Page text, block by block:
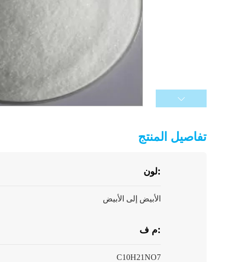
تفاصيل المنتج
لون:
الأبيض إلى الأبيض
م ف:
C10H21NO7